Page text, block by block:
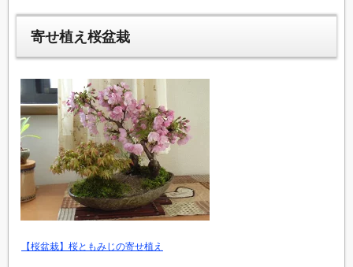
寄せ植え桜盆栽
【桜盆栽】桜ともみじの寄せ植え